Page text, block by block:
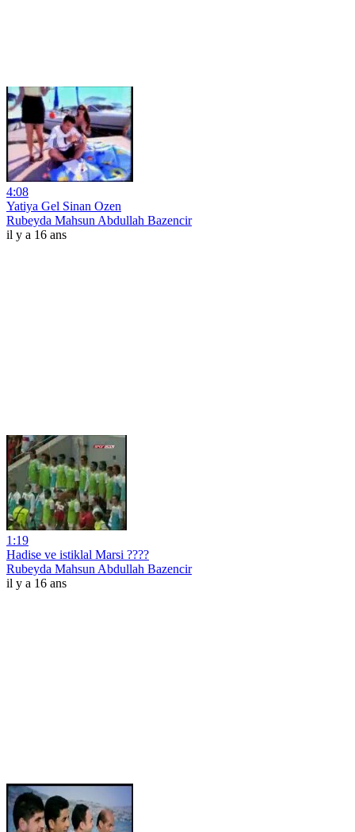
4:08
Yatiya Gel Sinan Ozen
Rubeyda Mahsun Abdullah Bazencir
il y a 16 ans
1:19
Hadise ve istiklal Marsi ????
Rubeyda Mahsun Abdullah Bazencir
il y a 16 ans